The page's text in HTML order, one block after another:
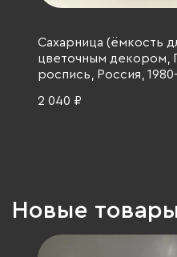
Сахарница (ёмкость
цветочным декором,
роспись, Россия,
2 040 ₽
Новые